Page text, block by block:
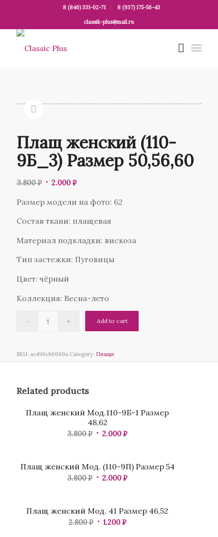
8 (846) 331-02-71 8 (937) 175-56-43
classik-plus@mail.ru
Плащ женский (110-
9Б_3) Размер 50,56,60
3.800₽ 2.000₽
Размер модели на фото: 62
Состав ткани: плащевая
Материал подкладки: вискоза
Тип застежки: Пуговицы
Цвет: чёрный
Коллекция: Весна-лето
Add to cart
SKU: ac490cb0069a Category: Плащи
Related products
Плащ женский Мод.110-9Б-1 Размер
48,62
3.800₽ 2.000₽
Плащ женский Мод. (110-9П) Размер 54
3.800₽ 2.000₽
Плащ женский Мод. 41 Размер 46,52
2.800₽ 1.200₽